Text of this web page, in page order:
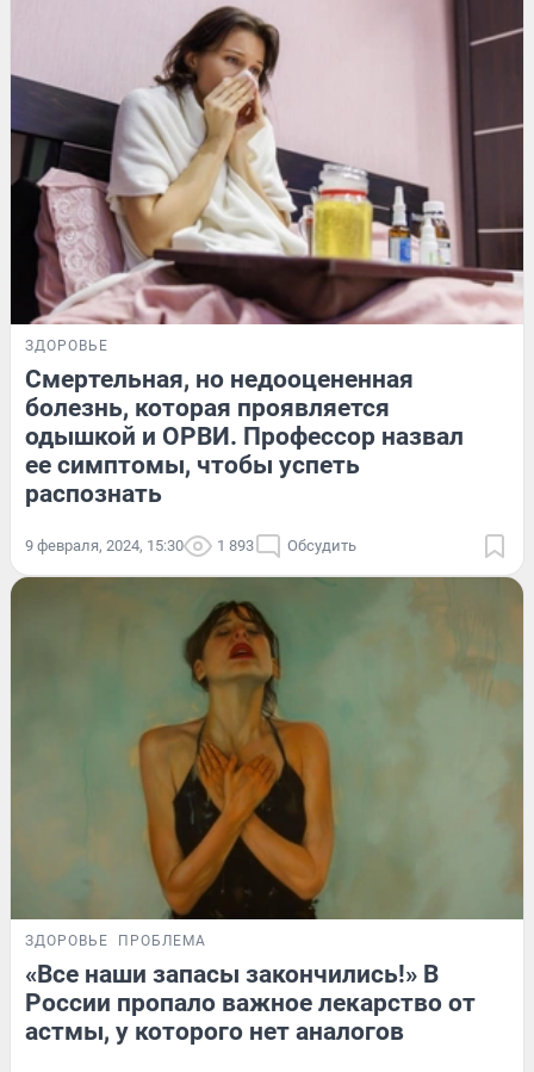
ЗДОРОВЬЕ
Смертельная, но недооцененная
болезнь, которая проявляется
одышкой и ОРВИ. Профессор назвал
ее симптомы, чтобы успеть
распознать
9 февраля, 2024, 15:30 1 893 Обсудить
ЗДОРОВЬЕ ПРОБЛЕМА
«Все наши запасы закончились!» В
России пропало важное лекарство от
астмы, у которого нет аналогов